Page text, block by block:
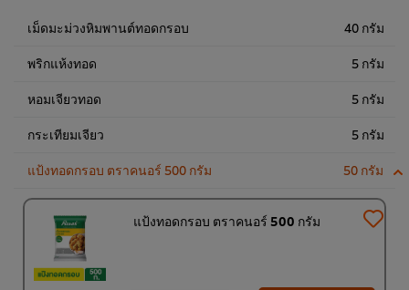
1,100.00฿
เม็ดมะม่วงหิมพานต์ทอดกรอบ 40 กรัม
พริกแห้งทอด 5 กรัม
หอมเจียวทอด 5 กรัม
กระเทียมเจียว 5 กรัม
แป้งทอดกรอบ ตราคนอร์ 500 กรัม 50 กรัม
แป้งทอดกรอบ ตราคนอร์ 500 กรัม